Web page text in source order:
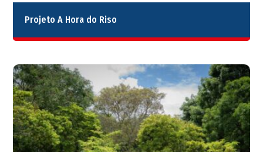
Projeto A Hora do Riso